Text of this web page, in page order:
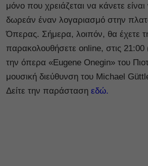
μόνο που χρειάζεται να κάνετε
δωρεάν έναν λογαριασμό στην
Όπερας. Σήμερα, λοιπόν, θα έχετε
παρακολουθήσετε online, στις
την όπερα «Eugene Onegin» του
μουσική διεύθυνση του Michael
Δείτε την παράσταση εδώ.